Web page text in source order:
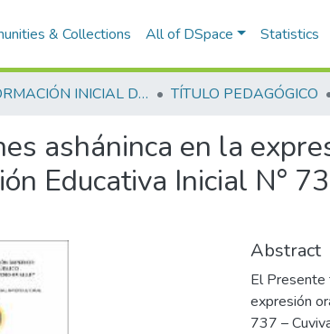
& Collections All of DSpace Statistics
1. FORMACIÓN INICIAL DOCENTE TÍTULO PEDAGÓGICO
asháninca en la
Educativa Inicial N°
Abstract
El Presente
expresión
737 –